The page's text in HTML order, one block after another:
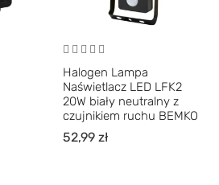
Halogen Lampa
Naświetlacz LED LFK2
20W biały neutralny z
czujnikiem ruchu BEMKO
52,99 zł